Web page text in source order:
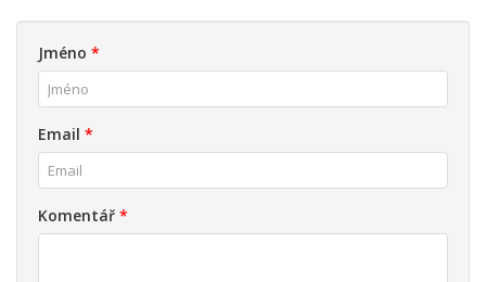
Jméno *
Email *
Komentář *